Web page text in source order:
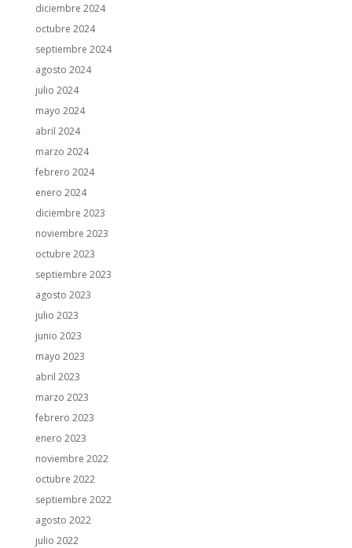
diciembre 2024
octubre 2024
septiembre 2024
agosto 2024
julio 2024
mayo 2024
abril 2024
marzo 2024
febrero 2024
enero 2024
diciembre 2023
noviembre 2023
octubre 2023
septiembre 2023
agosto 2023
julio 2023
junio 2023
mayo 2023
abril 2023
marzo 2023
febrero 2023
enero 2023
noviembre 2022
octubre 2022
septiembre 2022
agosto 2022
julio 2022